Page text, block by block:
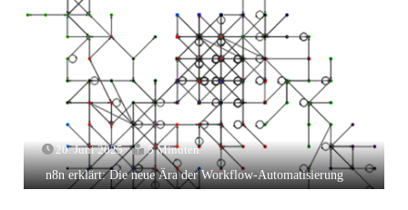
20. Juni 2025
5 Minuten
n8n erklärt: Die neue Ära der Workflow-Automatisierung